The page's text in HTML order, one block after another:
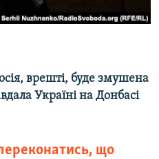
врешті, буде змушена
Україні на Донбасі
що